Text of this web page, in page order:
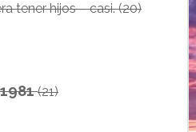
tener hijos – casi. (20)
(21)